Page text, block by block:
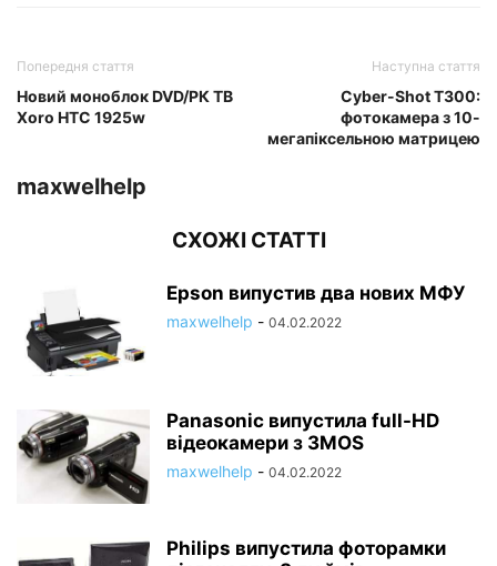
Попередня стаття
Новий моноблок DVD/РК ТВ
Xoro HTC 1925w
Наступна стаття
Cyber-Shot T300:
фотокамера з 10-
мегапіксельною матрицею
maxwelhelp
СХОЖІ СТАТТІ
Epson випустив два нових МФУ
maxwelhelp - 04.02.2022
Panasonic випустила full-HD
відеокамери з 3MOS
maxwelhelp - 04.02.2022
Philips випустила фоторамки